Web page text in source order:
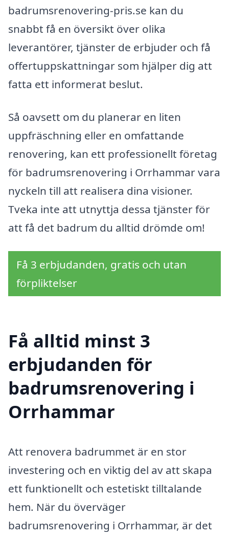
badrumsrenovering-pris.se kan du
snabbt få en översikt över olika
leverantörer, tjänster de erbjuder och få
offertuppskattningar som hjälper dig att
fatta ett informerat beslut.
Så oavsett om du planerar en liten
uppfräschning eller en omfattande
renovering, kan ett professionellt företag
för badrumsrenovering i Orrhammar vara
nyckeln till att realisera dina visioner.
Tveka inte att utnyttja dessa tjänster för
att få det badrum du alltid drömde om!
Få 3 erbjudanden, gratis och utan
förpliktelser
Få alltid minst 3
erbjudanden för
badrumsrenovering i
Orrhammar
Att renovera badrummet är en stor
investering och en viktig del av att skapa
ett funktionellt och estetiskt tilltalande
hem. När du överväger
badrumsrenovering i Orrhammar, är det